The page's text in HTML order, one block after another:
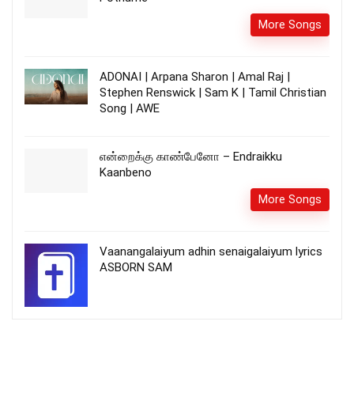
More Songs
ADONAI | Arpana Sharon | Amal Raj |
Stephen Renswick | Sam K | Tamil Christian
Song | AWE
என்றைக்கு காண்பேனோ – Endraikku
Kaanbeno
More Songs
Vaanangalaiyum adhin senaigalaiyum lyrics
ASBORN SAM